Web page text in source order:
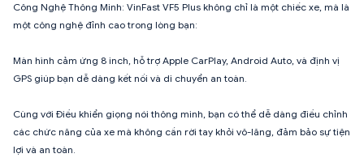
Công Nghệ Thông Minh: VinFast VF5 Plus không chỉ là một chiếc xe, mà là
một công nghệ đỉnh cao trong lòng bạn:
Màn hình cảm ứng 8 inch, hỗ trợ Apple CarPlay, Android Auto, và định vị
GPS giúp bạn dễ dàng kết nối và di chuyển an toàn.
Cùng với Điều khiển giọng nói thông minh, bạn có thể dễ dàng điều chỉnh
các chức năng của xe mà không cần rời tay khỏi vô-lăng, đảm bảo sự tiện
lợi và an toàn.